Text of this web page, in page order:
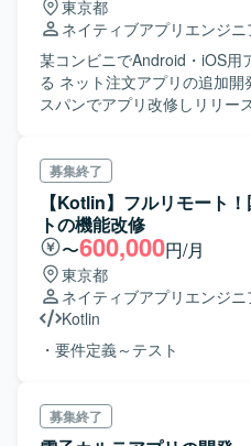
東京都
ネイティブアプリエンジニ
某コンビニでAndroid・iOS用
る ネット注文アプリの追加開発です。 スクラム開発で短い
スパンでアプリ改修しリリー
募集終了
【Kotlin】フルリモート
トの機能改修
〜600,000円/月
東京都
ネイティブアプリエンジニ
Kotlin
・要件定義～テスト
募集終了